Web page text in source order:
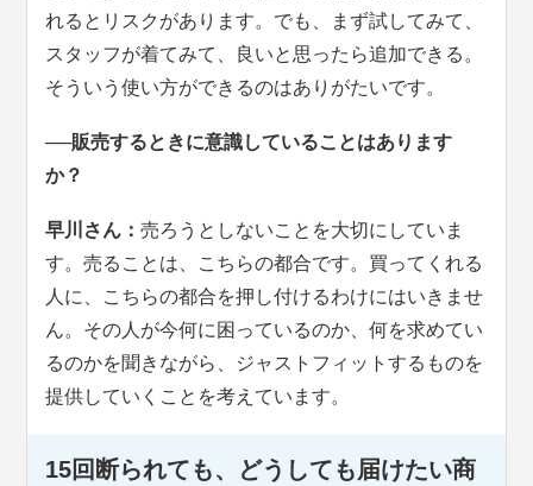
れるとリスクがあります。でも、まず試してみて、
スタッフが着てみて、良いと思ったら追加できる。
そういう使い方ができるのはありがたいです。
──販売するときに意識していることはあります
か？
早川さん：売ろうとしないことを大切にしていま
す。売ることは、こちらの都合です。買ってくれる
人に、こちらの都合を押し付けるわけにはいきませ
ん。その人が今何に困っているのか、何を求めてい
るのかを聞きながら、ジャストフィットするものを
提供していくことを考えています。
15回断られても、どうしても届けたい商